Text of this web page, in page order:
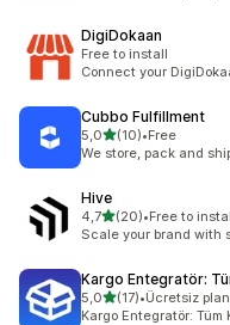
DigiDokaan
Free to install
Connect your
Cubbo Fulfillment
5,0z 5 hvězd
(10)
Celkový počet recenzí:
•Free
We store, pack and
Hive
4,7z 5 hvězd
(20)
Celkový počet recenzí:
•Free to
Scale your brand with
Kargo Entegratör:
5,0z 5 hvězd
(17)
Celkový počet recenzí:
•Ücretsiz
Kargo Entegratör: Tüm